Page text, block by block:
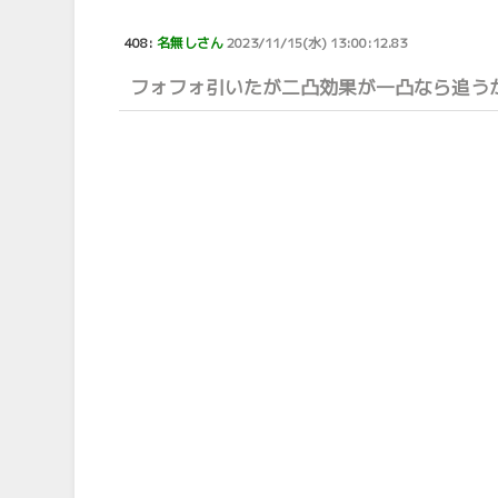
408:名無しさん2023/11/15(水) 13:00:12.83
フォフォ引いたが二凸効果が一凸なら追う